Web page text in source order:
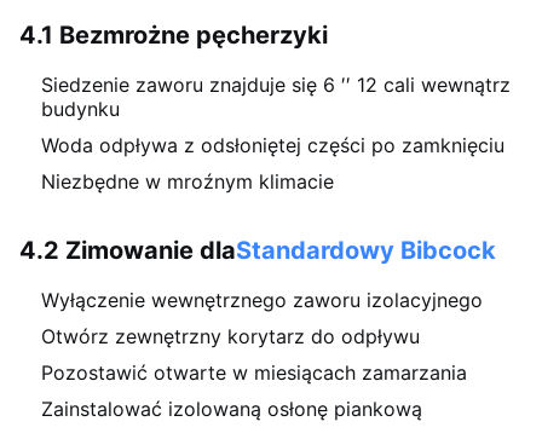
4.1 Bezmrożne pęcherzyki
Siedzenie zaworu znajduje się 6 ′′ 12 cali wewnątrz
budynku
Woda odpływa z odsłoniętej części po zamknięciu
Niezbędne w mroźnym klimacie
4.2 Zimowanie dlaStandardowy Bibcock
Wyłączenie wewnętrznego zaworu izolacyjnego
Otwórz zewnętrzny korytarz do odpływu
Pozostawić otwarte w miesiącach zamarzania
Zainstalować izolowaną osłonę piankową